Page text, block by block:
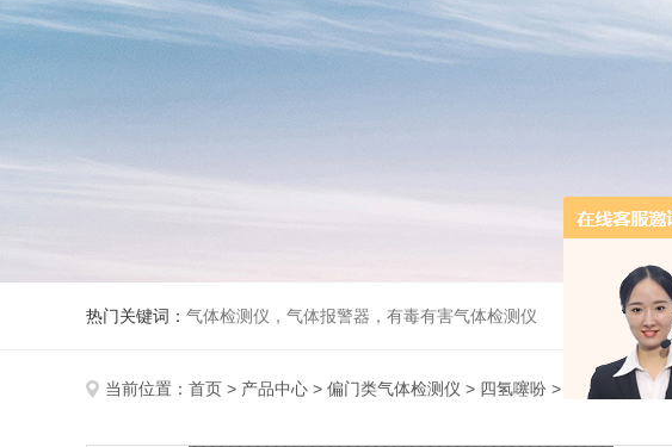
热门关键词： 气体检测仪，气体报警器，有毒有害气体检测仪
当前位置： 首页 > 产品中心 > 偏门类气体检测仪 > 四氢噻吩 >